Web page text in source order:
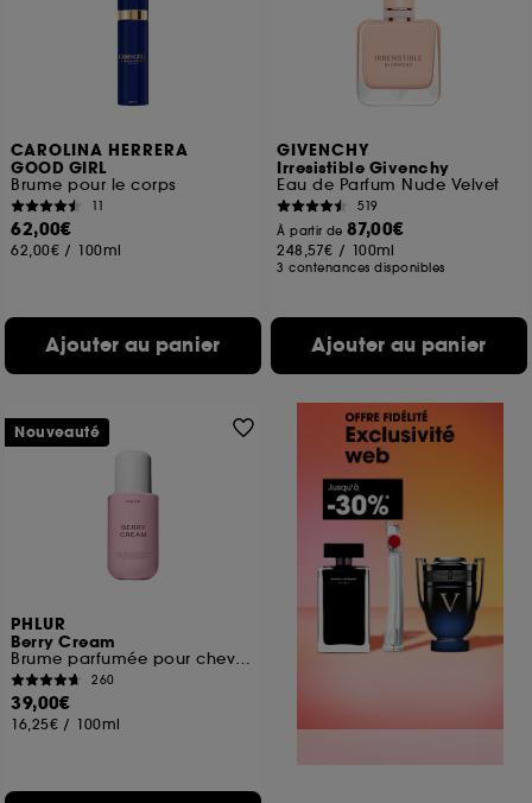
CAROLINA HERRERA
GOOD GIRL
Brume pour le corps
11
62,00€
62,00€ / 100ml
Ajouter au panier
GIVENCHY
Irresistible Givenchy
Eau de Parfum Nude Velvet
519
À partir de87,00€
248,57€ / 100ml
3 contenances disponibles
Ajouter au panier
PHLUR
Berry Cream
Brume parfumée pour cheveux et corps
260
39,00€
16,25€ / 100ml
Nouveauté